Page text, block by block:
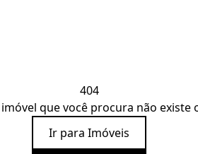
404
imóvel que você procura não
Ir para Imóveis